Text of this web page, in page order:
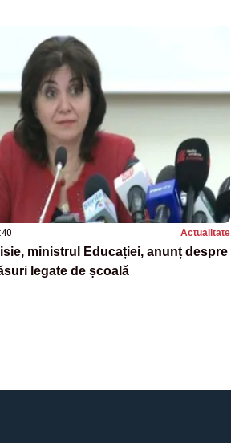
Actualitate
ministrul Educației, anunț despre
legate de școală